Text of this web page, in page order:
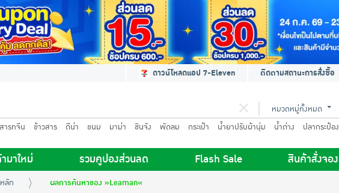
ดาวน์โหลดแอป 7-Eleven ติดตามสถานะการสั่งซื้อ
หมวดหมู่ทั้งหมด
ารทจีน ข้าวสาร ดีน่า ขนม มาม่า ชินจัง พัดลม กระเป๋า น้ำยาปรับผ้านุ่ม น้ำด่าง ปลากระป๋อง
มาใหม่ รวมคูปองส่วนลด Flash Sale สินค้าสั่งจอง
ลัก ผลการค้นหาของ »Leaman«